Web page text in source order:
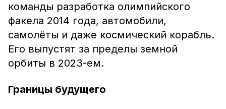
команды разработка олимпийского
факела 2014 года, автомобили,
самолёты и даже космический корабль.
Его выпустят за пределы земной
орбиты в 2023-ем.
Границы будущего